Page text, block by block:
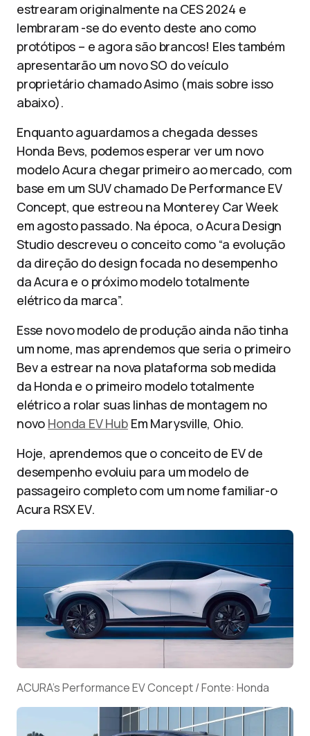
estrearam originalmente na CES 2024 e
lembraram -se do evento deste ano como
protótipos – e agora são brancos! Eles também
apresentarão um novo SO do veículo
proprietário chamado Asimo (mais sobre isso
abaixo).
Enquanto aguardamos a chegada desses
Honda Bevs, podemos esperar ver um novo
modelo Acura chegar primeiro ao mercado, com
base em um SUV chamado De Performance EV
Concept, que estreou na Monterey Car Week
em agosto passado. Na época, o Acura Design
Studio descreveu o conceito como “a evolução
da direção do design focada no desempenho
da Acura e o próximo modelo totalmente
elétrico da marca”.
Esse novo modelo de produção ainda não tinha
um nome, mas aprendemos que seria o primeiro
Bev a estrear na nova plataforma sob medida
da Honda e o primeiro modelo totalmente
elétrico a rolar suas linhas de montagem no
novo Honda EV HubEm Marysville, Ohio.
Hoje, aprendemos que o conceito de EV de
desempenho evoluiu para um modelo de
passageiro completo com um nome familiar-o
Acura RSX EV.
ACURA’s Performance EV Concept / Fonte: Honda